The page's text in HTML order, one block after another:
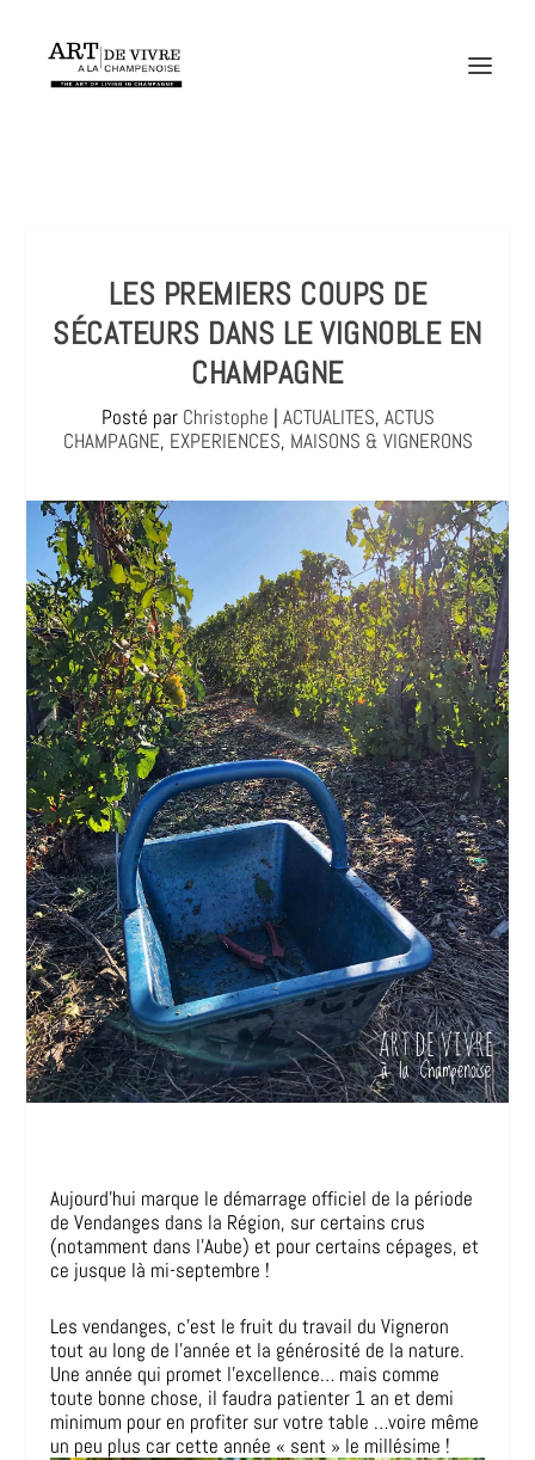
LES PREMIERS COUPS DE
SÉCATEURS DANS LE VIGNOBLE EN
CHAMPAGNE
Posté par Christophe | ACTUALITES, ACTUS
CHAMPAGNE, EXPERIENCES, MAISONS & VIGNERONS
Aujourd’hui marque le démarrage officiel de la période
de Vendanges dans la Région, sur certains crus
(notamment dans l’Aube) et pour certains cépages, et
ce jusque là mi-septembre !
Les vendanges, c’est le fruit du travail du Vigneron
tout au long de l’année et la générosité de la nature.
Une année qui promet l’excellence… mais comme
toute bonne chose, il faudra patienter 1 an et demi
minimum pour en profiter sur votre table …voire même
un peu plus car cette année « sent » le millésime !